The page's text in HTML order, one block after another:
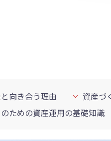
向き合う理由 資産づ
ための資産運用の基礎知識